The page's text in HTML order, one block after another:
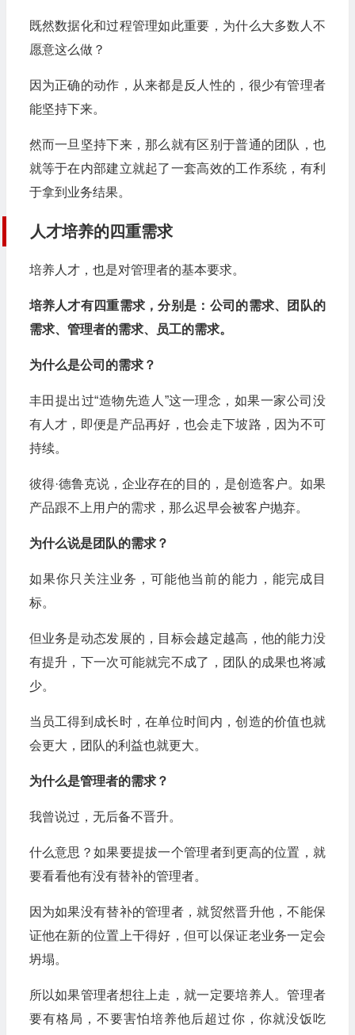
既然数据化和过程管理如此重要，为什么大多数人不
愿意这么做？
因为正确的动作，从来都是反人性的，很少有管理者
能坚持下来。
然而一旦坚持下来，那么就有区别于普通的团队，也
就等于在内部建立就起了一套高效的工作系统，有利
于拿到业务结果。
人才培养的四重需求
培养人才，也是对管理者的基本要求。
培养人才有四重需求，分别是：公司的需求、团队的
需求、管理者的需求、员工的需求。
为什么是公司的需求？
丰田提出过“造物先造人”这一理念，如果一家公司没
有人才，即便是产品再好，也会走下坡路，因为不可
持续。
彼得·德鲁克说，企业存在的目的，是创造客户。如果
产品跟不上用户的需求，那么迟早会被客户抛弃。
为什么说是团队的需求？
如果你只关注业务，可能他当前的能力，能完成目
标。
但业务是动态发展的，目标会越定越高，他的能力没
有提升，下一次可能就完不成了，团队的成果也将减
少。
当员工得到成长时，在单位时间内，创造的价值也就
会更大，团队的利益也就更大。
为什么是管理者的需求？
我曾说过，无后备不晋升。
什么意思？如果要提拔一个管理者到更高的位置，就
要看看他有没有替补的管理者。
因为如果没有替补的管理者，就贸然晋升他，不能保
证他在新的位置上干得好，但可以保证老业务一定会
坍塌。
所以如果管理者想往上走，就一定要培养人。管理者
要有格局，不要害怕培养他后超过你，你就没饭吃